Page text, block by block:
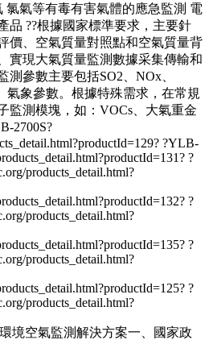
氯氣等有毒有害氣體的應急監測 電
品 ??根據國家標準要求，主要針
價、空氣質量對照點和空氣質量背
實現大氣質量監測數據采集傳輸和
參數主要包括SO2、NOx、
氣象參數。根據特殊需求，在常規
監測模塊，如：VOCs、大氣重金
2700S?
?YLB-
?
products_detail.html?
?
products_detail.html?
?
products_detail.html?
?
products_detail.html?
環境空氣監測解決方案一、國家政